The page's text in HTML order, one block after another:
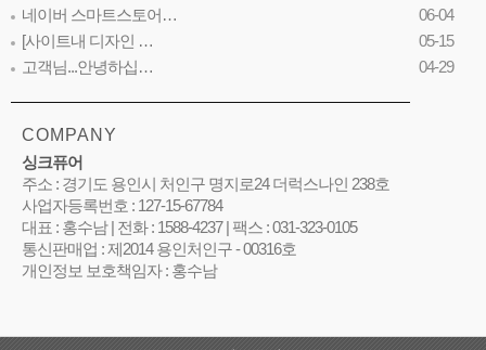
네이버 스마트스토어…
06-04
[사이트내 디자인 …
05-15
고객님...안녕하십…
04-29
COMPANY
싱크퓨어
주소 : 경기도 용인시 처인구 명지로24 더럭스나인 238호
사업자등록번호 : 127-15-67784
대표 : 홍수남 | 전화 : 1588-4237 | 팩스 : 031-323-0105
통신판매업 : 제2014 용인처인구 - 00316호
개인정보 보호책임자 : 홍수남